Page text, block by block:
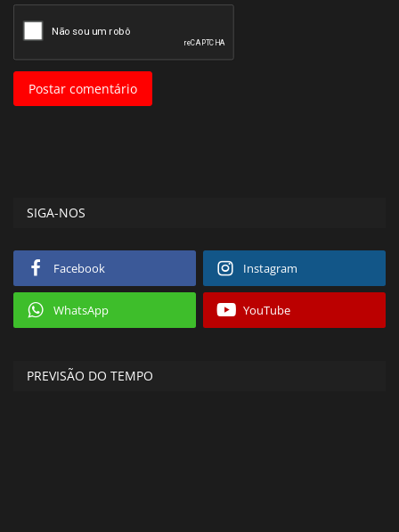
Postar comentário
SIGA-NOS
Facebook Instagram
WhatsApp YouTube
PREVISÃO DO TEMPO